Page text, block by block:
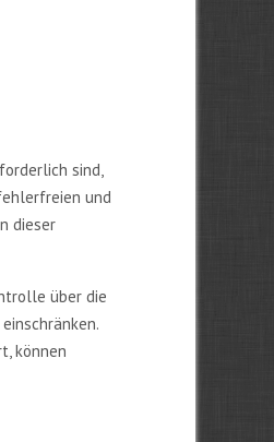
sind,
und
dieser
über die
können